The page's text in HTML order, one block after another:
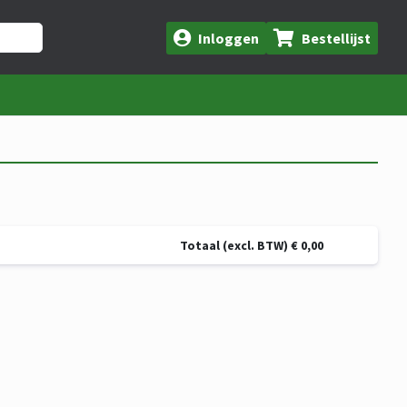
Inloggen Bestellijst
Totaal (excl. BTW) € 0,00